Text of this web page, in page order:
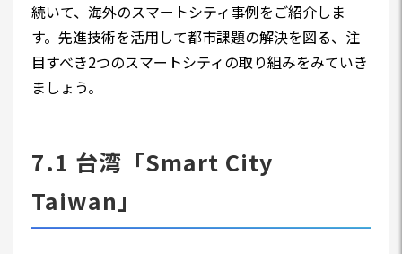
続いて、海外のスマートシティ事例をご紹介しま
す。先進技術を活用して都市課題の解決を図る、注
目すべき2つのスマートシティの取り組みをみていき
ましょう。
7.1 台湾「Smart City
Taiwan」